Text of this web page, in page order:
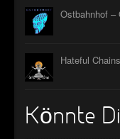
Ostbahnhof –
Hateful
Könnte